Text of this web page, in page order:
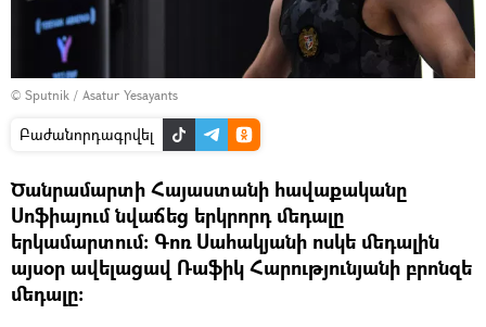
© Sputnik / Asatur Yesayants
Բաժանորդագրվել
Ծանրամարտի Հայաստանի հավաքականը
Սոֆիայում նվաճեց երկրորդ մեդալը
երկամարտում։ Գոռ Սահակյանի ոսկե մեդալին
այսօր ավելացավ Ռաֆիկ Հարությունյանի բրոնզե
մեդալը։